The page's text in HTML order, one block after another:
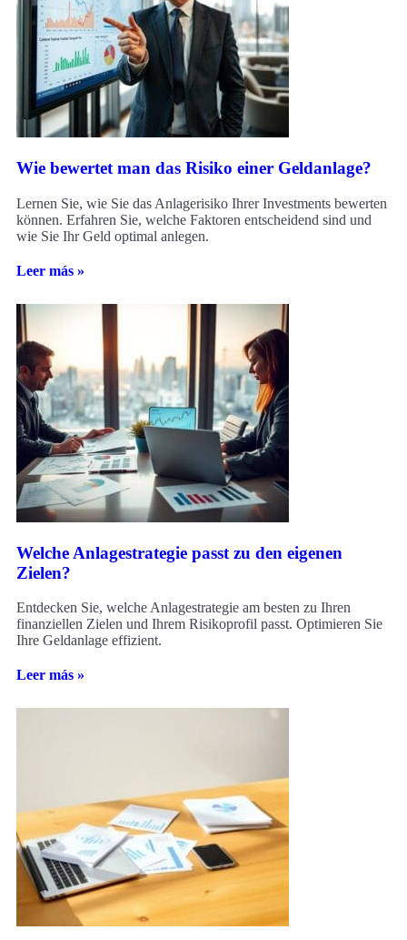
Wie bewertet man das Risiko einer Geldanlage?
Lernen Sie, wie Sie das Anlagerisiko Ihrer Investments bewerten
können. Erfahren Sie, welche Faktoren entscheidend sind und
wie Sie Ihr Geld optimal anlegen.
Leer más »
Welche Anlagestrategie passt zu den eigenen
Zielen?
Entdecken Sie, welche Anlagestrategie am besten zu Ihren
finanziellen Zielen und Ihrem Risikoprofil passt. Optimieren Sie
Ihre Geldanlage effizient.
Leer más »